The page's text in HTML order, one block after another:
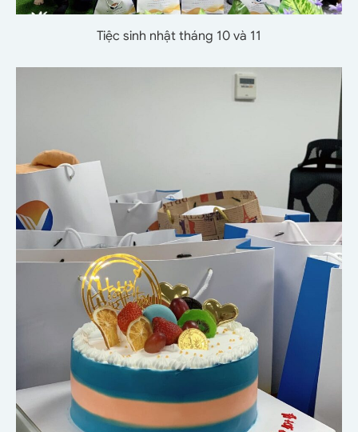
Tiệc sinh nhật tháng 10 và 11